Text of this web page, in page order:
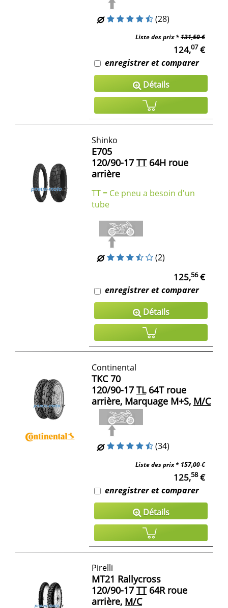
(28)
Liste des prix *131,50 €
124,07 €
enregistrer et comparer
Détails
Shinko
E705
120/90-17 TT64H roue
arrière
TT = Ce pneu a besoin d'un
tube
(2)
125,56€
enregistrer et comparer
Détails
Continental
TKC 70
120/90-17 TL64T roue
arrière, Marquage M+S, M/C
(34)
Liste des prix *157,00 €
125,58€
enregistrer et comparer
Détails
Pirelli
MT21 Rallycross
120/90-17 TT64R roue
arrière, M/C